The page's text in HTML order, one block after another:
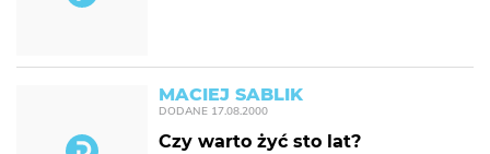
MACIEJ SABLIK
DODANE 17.08.2000
Czy warto żyć sto lat?